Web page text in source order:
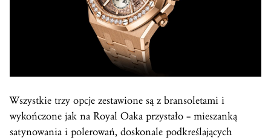
Wszystkie trzy opcje zestawione są z bransoletami i
wykończone jak na Royal Oaka przystało – mieszanką
satynowania i polerowań, doskonale podkreślających